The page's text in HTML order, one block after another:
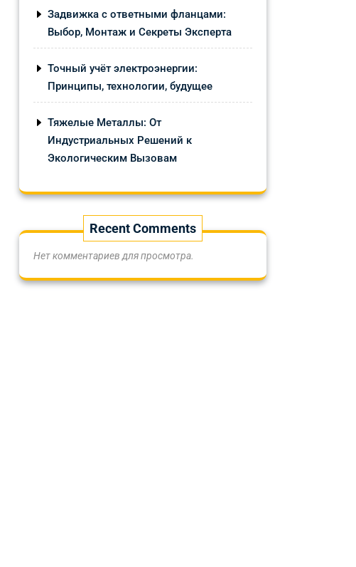
Задвижка с ответными фланцами:
Выбор, Монтаж и Секреты Эксперта
Точный учёт электроэнергии:
Принципы, технологии, будущее
Тяжелые Металлы: От
Индустриальных Решений к
Экологическим Вызовам
Recent Comments
Нет комментариев для просмотра.